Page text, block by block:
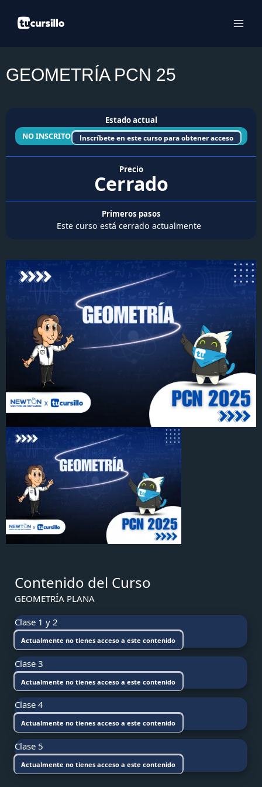
GEOMETRÍA PCN 25
Estado actual
NO INSCRITO
Inscríbete en este curso para obtener acceso
Precio
Cerrado
Primeros pasos
Este curso está cerrado actualmente
Contenido del Curso
GEOMETRÍA PLANA
Clase 1 y 2
Actualmente no tienes acceso a este contenido
Clase 3
Actualmente no tienes acceso a este contenido
Clase 4
Actualmente no tienes acceso a este contenido
Clase 5
Actualmente no tienes acceso a este contenido